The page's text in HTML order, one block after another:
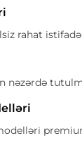
rahat
nəzərdə